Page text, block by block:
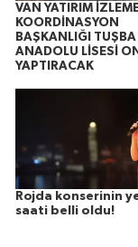
VAN YATIRIM
KOORDİNASYON
BAŞKANLIĞI
ANADOLU LİSESİ
YAPTIRACAK
Rojda konserinin
saati belli oldu!